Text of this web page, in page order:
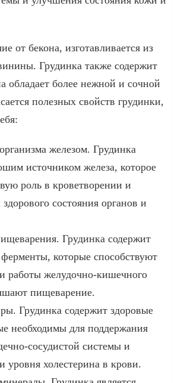
от бекона, изготавливается из
Грудинка также содержит
обладает более нежной и сочной
полезных свойств грудинки,
железом. Грудинка
источником железа, которое
роль в кроветворении и
состояния органов и
Грудинка содержит
которые способствуют
работы желудочно-кишечного
пищеварение.
Грудинка содержит здоровые
необходимы для поддержания
сосудистой системы и
уровня холестерина в крови.